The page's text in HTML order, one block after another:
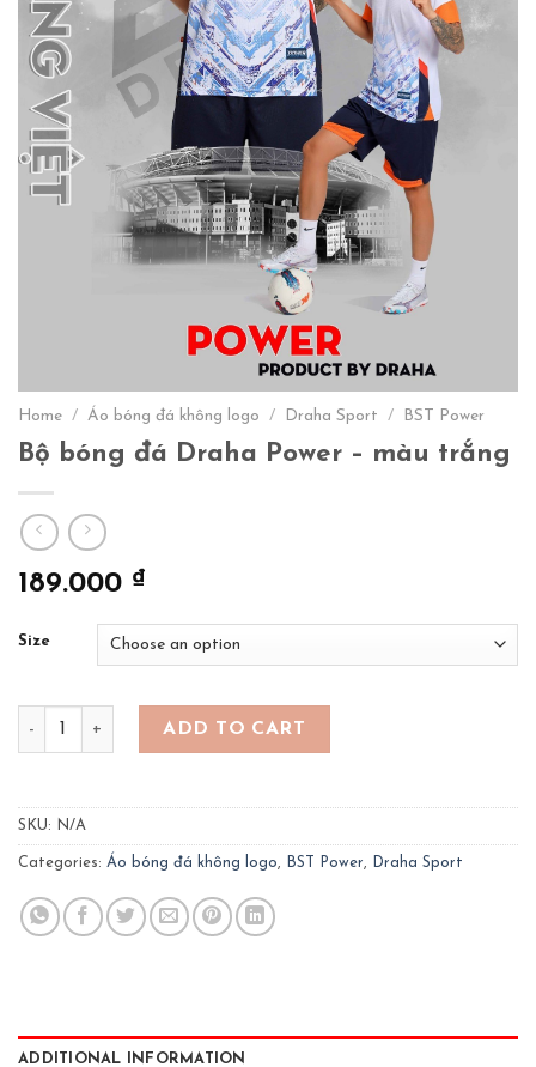
Home / Áo bóng đá không logo / Draha Sport / BST Power
Bộ bóng đá Draha Power – màu trắng
189.000 ₫
Size
Bộ bóng đá Draha Power - màu trắng quantity
ADD TO CART
SKU: N/A
Categories: Áo bóng đá không logo, BST Power, Draha Sport
ADDITIONAL INFORMATION